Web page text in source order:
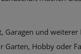
Garagen und weiterer
Garten, Hobby oder